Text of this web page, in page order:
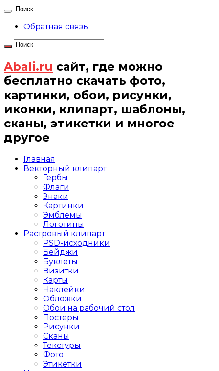
Обратная связь
Abali.ru сайт, где можно
бесплатно скачать фото,
картинки, обои, рисунки,
иконки, клипарт, шаблоны,
сканы, этикетки и многое
другое
Главная
Векторный клипарт
Гербы
Флаги
Знаки
Картинки
Эмблемы
Логотипы
Растровый клипарт
PSD-исходники
Бейджи
Буклеты
Визитки
Карты
Наклейки
Обложки
Обои на рабочий стол
Постеры
Рисунки
Сканы
Текстуры
Фото
Этикетки